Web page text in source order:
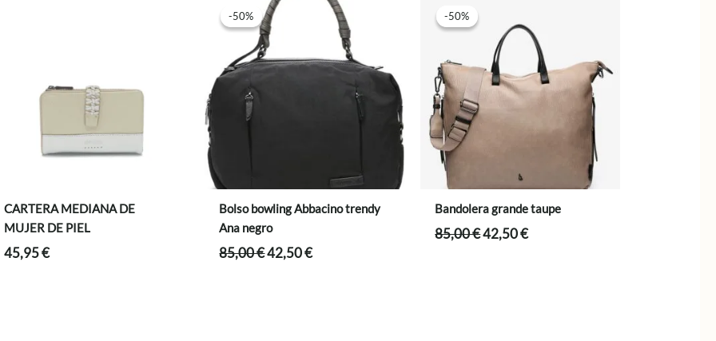
CARTERA MEDIANA DE
MUJER DE PIEL
45,95€
-50%
-50%
Bolso bowling Abbacino trendy
Ana negro
85,00€El
42,50€El
-50%
-50%
Bandolera grande taupe
85,00€El
42,50€El